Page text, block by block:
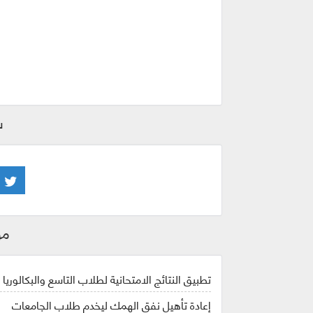
تطبيق النتائج الامتحانية لطلاب التاسع والبكالوريا
إعادة تأهيل نفق الهمك ليخدم طلاب الجامعات